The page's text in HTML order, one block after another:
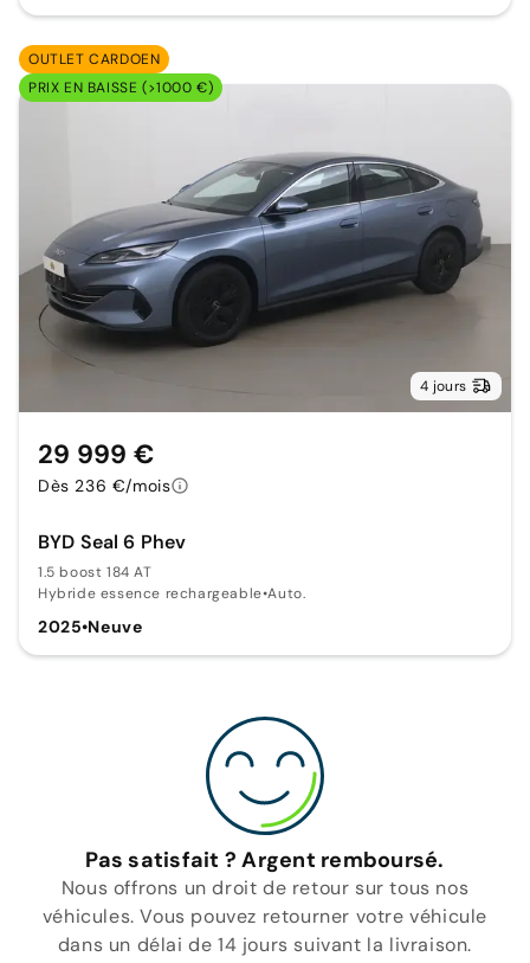
OUTLET CARDOEN
PRIX EN BAISSE (>1000 €)
4 jours
BYD Seal 6 Phev
1.5 boost 184 AT
Hybride essence rechargeable•Auto.
2025•Neuve
29 999 €
Dès 236 €/mois
Pas satisfait ? Argent remboursé.
Nous offrons un droit de retour sur tous nos
véhicules. Vous pouvez retourner votre véhicule
dans un délai de 14 jours suivant la livraison.